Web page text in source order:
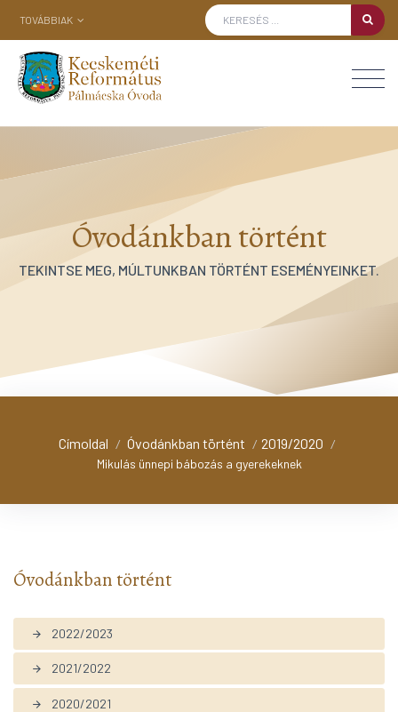
TOVÁBBIAK
Óvodánkban történt
TEKINTSE MEG, MÚLTUNKBAN TÖRTÉNT ESEMÉNYEINKET.
Címoldal / Óvodánkban történt / 2019/2020 /
Mikulás ünnepi bábozás a gyerekeknek
Óvodánkban történt
arrow_forward 2022/2023
arrow_forward 2021/2022
arrow_forward 2020/2021